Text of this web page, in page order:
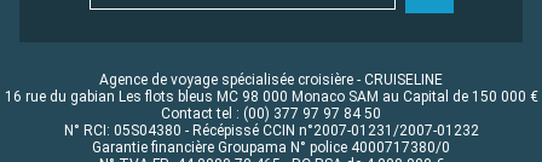
Agence de voyage spécialisée croisière - CRUISELINE
16 rue du gabian Les flots bleus MC 98 000 Monaco SAM au Capital de 150 000 €
Contact tel : (00) 377 97 97 84 50
N° RCI: 05S04380 - Récépissé CCIN n°2007-01231/2007-01232
Garantie financière Groupama N° police 4000717380/0